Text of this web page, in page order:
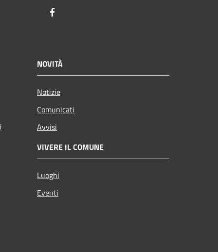
NOVITÀ
Notizie
Comunicati
Avvisi
VIVERE IL COMUNE
Luoghi
Eventi